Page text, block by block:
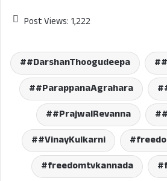
Post Views: 1,222
#DarshanThoogudeepa
#ParappanaAgrahara
#PrajwalRevanna
#VinayKulkarni
freedomtvkannada